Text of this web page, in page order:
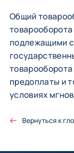
Общий
подлежащими
предоплаты и
условиях
Вернуться к